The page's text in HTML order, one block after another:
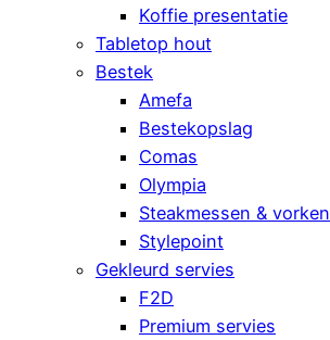
Koffie presentatie
Tabletop hout
Bestek
Amefa
Bestekopslag
Comas
Olympia
Steakmessen & vorken
Stylepoint
Gekleurd servies
F2D
Premium servies